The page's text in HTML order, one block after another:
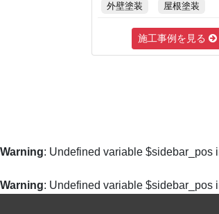
外壁塗装 屋根塗装
施工事例を見る
Warning: Undefined variable $sidebar_pos
Warning: Undefined variable $sidebar_pos